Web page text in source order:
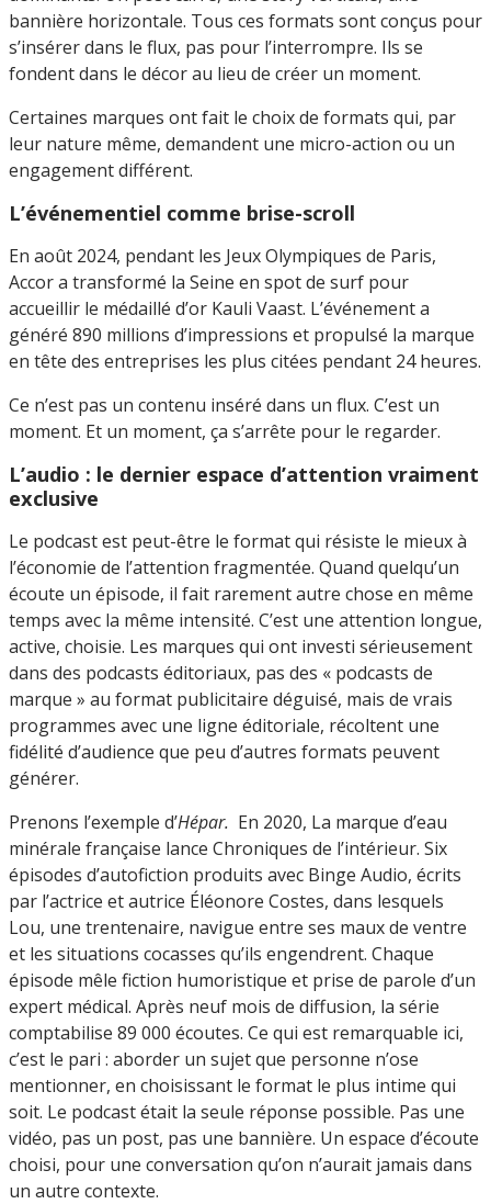
bannière horizontale. Tous ces formats sont conçus pour
s’insérer dans le flux, pas pour l’interrompre. Ils se
fondent dans le décor au lieu de créer un moment.
Certaines marques ont fait le choix de formats qui, par
leur nature même, demandent une micro-action ou un
engagement différent.
L’événementiel comme brise-scroll
En août 2024, pendant les Jeux Olympiques de Paris,
Accor a transformé la Seine en spot de surf pour
accueillir le médaillé d’or Kauli Vaast. L’événement a
généré 890 millions d’impressions et propulsé la marque
en tête des entreprises les plus citées pendant 24 heures.
Ce n’est pas un contenu inséré dans un flux. C’est un
moment. Et un moment, ça s’arrête pour le regarder.
L’audio : le dernier espace d’attention vraiment
exclusive
Le podcast est peut-être le format qui résiste le mieux à
l’économie de l’attention fragmentée. Quand quelqu’un
écoute un épisode, il fait rarement autre chose en même
temps avec la même intensité. C’est une attention longue,
active, choisie. Les marques qui ont investi sérieusement
dans des podcasts éditoriaux, pas des « podcasts de
marque » au format publicitaire déguisé, mais de vrais
programmes avec une ligne éditoriale, récoltent une
fidélité d’audience que peu d’autres formats peuvent
générer.
Prenons l’exemple d’Hépar. En 2020, La marque d’eau
minérale française lance Chroniques de l’intérieur. Six
épisodes d’autofiction produits avec Binge Audio, écrits
par l’actrice et autrice Éléonore Costes, dans lesquels
Lou, une trentenaire, navigue entre ses maux de ventre
et les situations cocasses qu’ils engendrent. Chaque
épisode mêle fiction humoristique et prise de parole d’un
expert médical. Après neuf mois de diffusion, la série
comptabilise 89 000 écoutes. Ce qui est remarquable ici,
c’est le pari : aborder un sujet que personne n’ose
mentionner, en choisissant le format le plus intime qui
soit. Le podcast était la seule réponse possible. Pas une
vidéo, pas un post, pas une bannière. Un espace d’écoute
choisi, pour une conversation qu’on n’aurait jamais dans
un autre contexte.